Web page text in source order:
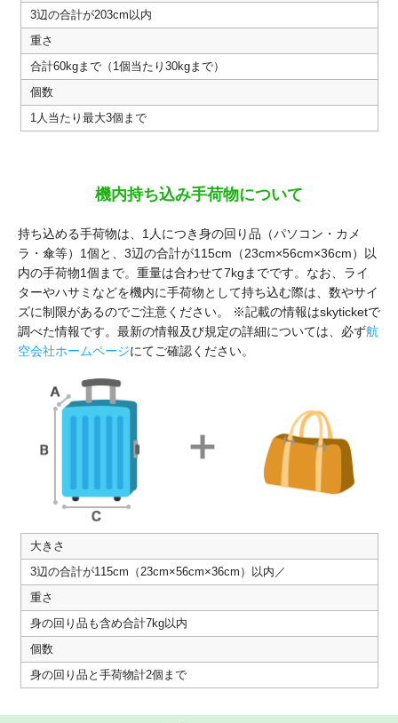
3辺の合計が203cm以内
重さ
合計60kgまで（1個当たり30kgまで）
個数
1人当たり最大3個まで
機内持ち込み手荷物について
持ち込める手荷物は、1人につき身の回り品（パソコン・カメ
ラ・傘等）1個と、3辺の合計が115cm（23cm×56cm×36cm）以
内の手荷物1個まで。重量は合わせて7kgまでです。なお、ライ
ターやハサミなどを機内に手荷物として持ち込む際は、数やサイ
ズに制限があるのでご注意ください。 ※記載の情報はskyticketで
調べた情報です。最新の情報及び規定の詳細については、必ず航
空会社ホームページにてご確認ください。
大きさ
3辺の合計が115cm（23cm×56cm×36cm）以内／
重さ
身の回り品も含め合計7kg以内
個数
身の回り品と手荷物計2個まで